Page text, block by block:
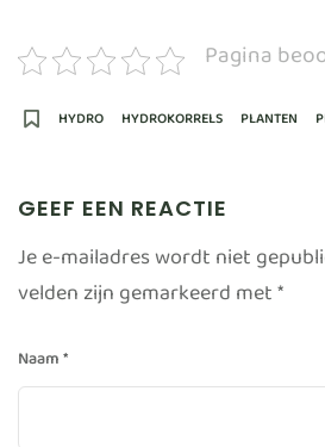
Pagina
HYDRO HYDROKORRELS PLANTEN
GEEF EEN REACTIE
Je e-mailadres wordt niet
velden zijn gemarkeerd met*
Naam*